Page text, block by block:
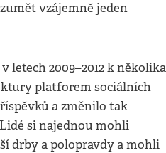
vzájemně jeden
letech 2009–2012 k několika
platforem sociálních
a změnilo tak
si najednou mohli
drby a polopravdy a mohli